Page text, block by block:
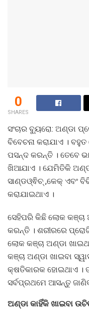
0
SHARES
ସଂଚାର ବ୍ୟୁରୋ: ଅଣ୍ଡା
ବିବେଚନା କରାଯାଏ ।
ପସନ୍ଦ କରନ୍ତି । ତେବେ
ଖିଆଯାଏ । ଯେମିତିକି
ସାଣ୍ଡଓ୍ଵିଚ୍‌ ,କେକ୍‌ ଏବଂ
କରାଯାଇଥାଏ ।
ସେହିପରି କିଛି ଲୋକ କଞ୍ଚା
କରନ୍ତି । ଶରୀରରେ
ଲୋକ କଞ୍ଚା ଅଣ୍ଡା
କଞ୍ଚା ଅଣ୍ଡା ଖାଇବା
କ୍ଷତିକାରକ ହୋଇଥାଏ ।
ସର୍ବପ୍ରଥମେ ଆସନ୍ତୁ
ଅଣ୍ଡା କାହିଁକି ଖାଇବା